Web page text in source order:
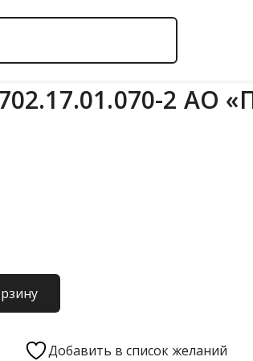
2 АО
Добавить в список желаний